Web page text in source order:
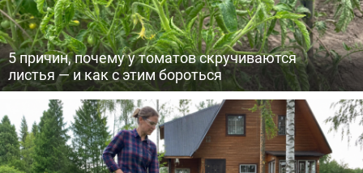
5 причин, почему у томатов скручиваются
листья — и как с этим бороться